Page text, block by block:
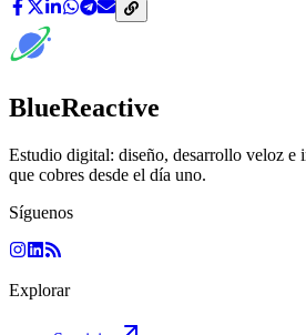
BlueReactive
Estudio digital: diseño, desarrollo veloz e
que cobres desde el día uno.
Síguenos
Explorar